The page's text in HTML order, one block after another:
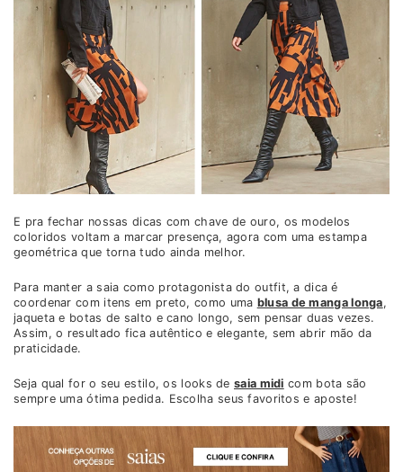
E pra fechar nossas dicas com chave de ouro, os modelos
coloridos voltam a marcar presença, agora com uma estampa
geométrica que torna tudo ainda melhor.
Para manter a saia como protagonista do outfit, a dica é
coordenar com itens em preto, como uma blusa de manga longa,
jaqueta e botas de salto e cano longo, sem pensar duas vezes.
Assim, o resultado fica autêntico e elegante, sem abrir mão da
praticidade.
Seja qual for o seu estilo, os looks de saia midi com bota são
sempre uma ótima pedida. Escolha seus favoritos e aposte!